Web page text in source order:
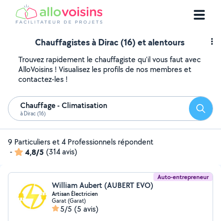
Chauffagistes à Dirac (16) et alentours
Trouvez rapidement le chauffagiste qu'il vous faut avec
AlloVoisins ! Visualisez les profils de nos membres et
contactez-les !
Chauffage - Climatisation
à Dirac (16)
9 Particuliers et 4 Professionnels répondent
-
4,8/5 (314 avis)
Auto-entrepreneur
William Aubert (AUBERT EVO)
Artisan Électricien
Garat (Garat)
5/5 (5 avis)